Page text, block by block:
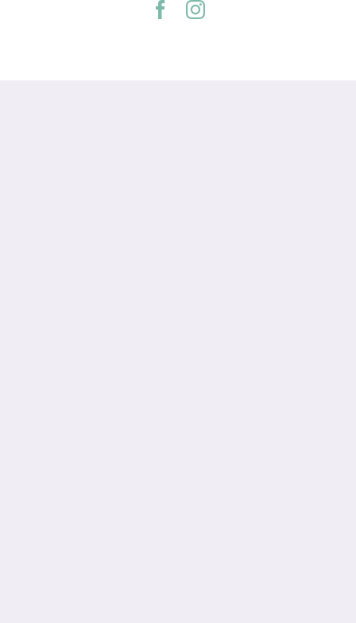
Facebook
Instagram